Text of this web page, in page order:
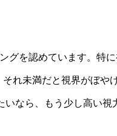
グを認めています。特
れ未満だと視界がぼや
なら、もう少し高い視